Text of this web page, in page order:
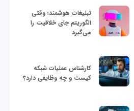
تبلیغات هوشمند؛ وقتی
الگوریتم جای خلاقیت را
می‌گیرد
کارشناس عملیات شبکه
کیست و چه وظایفی دارد؟